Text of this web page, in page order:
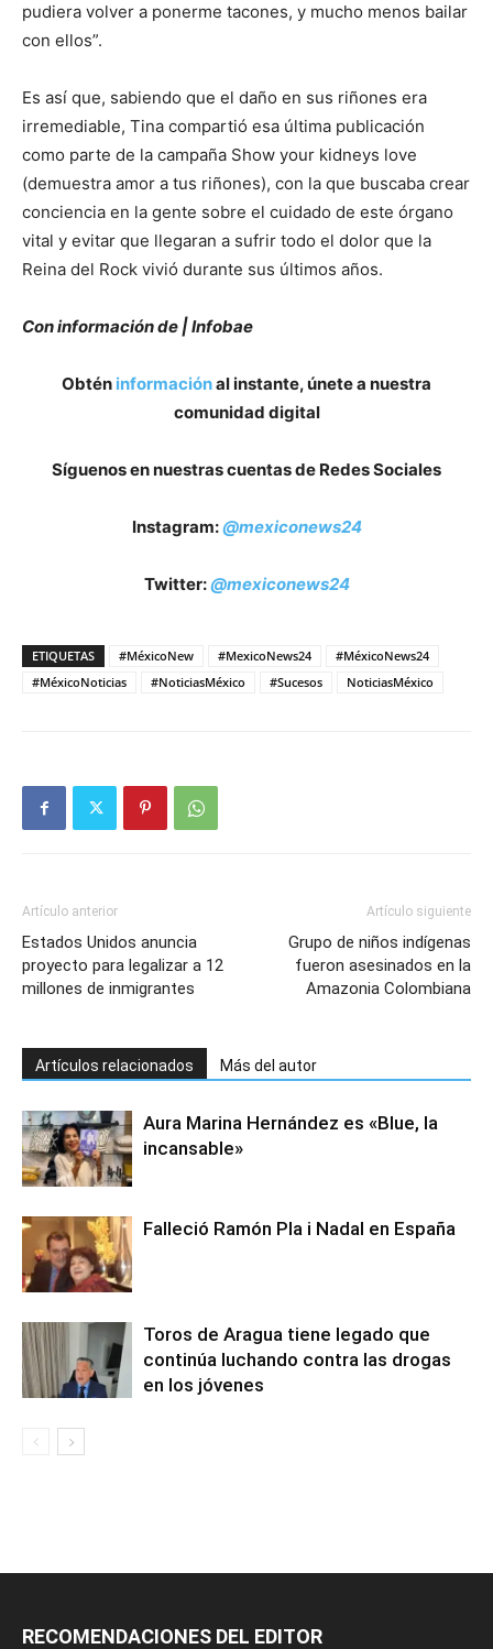
pudiera volver a ponerme tacones, y mucho menos bailar
con ellos”.
Es así que, sabiendo que el daño en sus riñones era
irremediable, Tina compartió esa última publicación
como parte de la campaña Show your kidneys love
(demuestra amor a tus riñones), con la que buscaba crear
conciencia en la gente sobre el cuidado de este órgano
vital y evitar que llegaran a sufrir todo el dolor que la
Reina del Rock vivió durante sus últimos años.
Con información de | Infobae
Obtén informaciónal instante, únete a nuestra
comunidad digital
Síguenos en nuestras cuentas de Redes Sociales
Instagram:@mexiconews24
Twitter:@mexiconews24
ETIQUETAS #MéxicoNew #MexicoNews24
#MéxicoNews24
#MéxicoNoticias
#NoticiasMéxico #Sucesos NoticiasMéxico
Artículo anterior
Estados Unidos anuncia
proyecto para legalizar a 12
millones de inmigrantes
Artículo siguiente
Grupo de niños indígenas
fueron asesinados en la
Amazonia Colombiana
Artículos relacionados Más del autor
Aura Marina Hernández es «Blue, la
incansable»
Falleció Ramón Pla i Nadal en España
Toros de Aragua tiene legado que
continúa luchando contra las drogas
en los jóvenes
RECOMENDACIONES DEL EDITOR